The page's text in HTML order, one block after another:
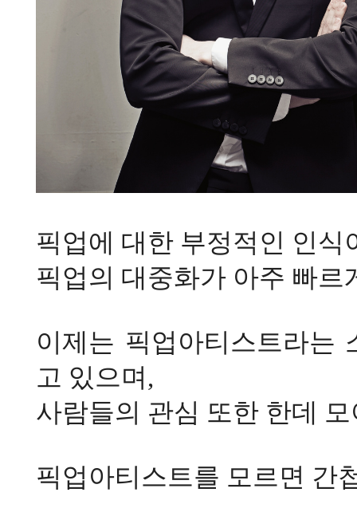
픽업에 대한 부정적인 인
픽업의 대중화가 아주 빠르
이제는 픽업아티스트라는
고 있으며 ,
사람들의 관심 또한 한데
픽업아티스트를 모르면 간